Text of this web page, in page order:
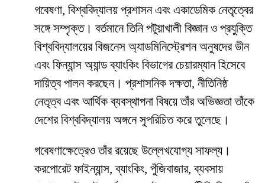
গবেষণা, বিশ্ববিদ্যালয় প্রশাসন এবং একাডেমিক নেতৃত্বের
সঙ্গে সম্পৃক্ত। বর্তমানে তিনি পটুয়াখালী বিজ্ঞান ও প্রযুক্তি
বিশ্ববিদ্যালয়ের বিজনেস অ্যাডমিনিস্ট্রেশন অনুষদের ডীন
এবং ফিন্যান্স অ্যান্ড ব্যাংকিং বিভাগের চেয়ারম্যান হিসেবে
দায়িত্ব পালন করছেন। প্রশাসনিক দক্ষতা, নীতিনিষ্ঠ
নেতৃত্ব এবং আর্থিক ব্যবস্থাপনা বিষয়ে তাঁর অভিজ্ঞতা তাঁকে
দেশের বিশ্ববিদ্যালয় অঙ্গনে সুপরিচিত করে তুলেছে।
গবেষণাক্ষেত্রেও তাঁর রয়েছে উল্লেখযোগ্য সাফল্য।
করপোরেট ফাইন্যান্স, ব্যাংকিং, পুঁজিবাজার, ব্যবসায়